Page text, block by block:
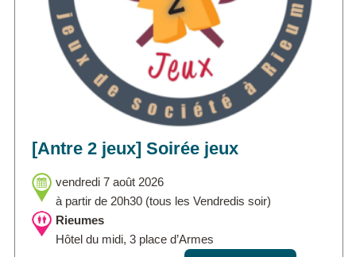
[Antre 2 jeux] Soirée jeux
vendredi 7 août 2026
à partir de 20h30 (tous les Vendredis soir)
Rieumes
Hôtel du midi, 3 place d’Armes